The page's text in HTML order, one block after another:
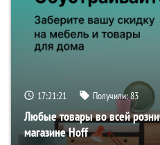
17:21:20 Получили:83
Любые товары во всей
магазине Hoff